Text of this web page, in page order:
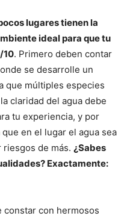
lugares tienen la
ideal para que tu
10. Primero deben contar
se desarrolle un
que múltiples especies
claridad del agua debe
tu experiencia, y por
en el lugar el agua sea
riesgos de más. ¿Sabes
Exactamente:
constar con hermosos